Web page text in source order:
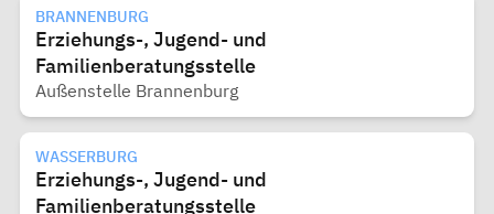
BRANNENBURG
Erziehungs-, Jugend- und
Familienberatungsstelle
Außenstelle Brannenburg
WASSERBURG
Erziehungs-, Jugend- und
Familienberatungsstelle